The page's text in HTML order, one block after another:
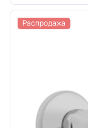
Распродажа